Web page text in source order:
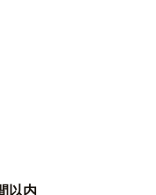
以内